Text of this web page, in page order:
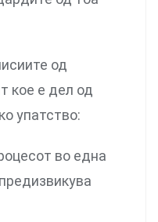
од
кое е дел од
упатство:
во една